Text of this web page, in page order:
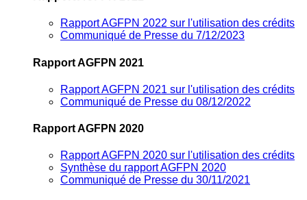
Rapport AGFPN 2022 sur l'utilisation des crédits
Communiqué de Presse du 7/12/2023
Rapport AGFPN 2021
Rapport AGFPN 2021 sur l'utilisation des crédits
Communiqué de Presse du 08/12/2022
Rapport AGFPN 2020
Rapport AGFPN 2020 sur l'utilisation des crédits
Synthèse du rapport AGFPN 2020
Communiqué de Presse du 30/11/2021